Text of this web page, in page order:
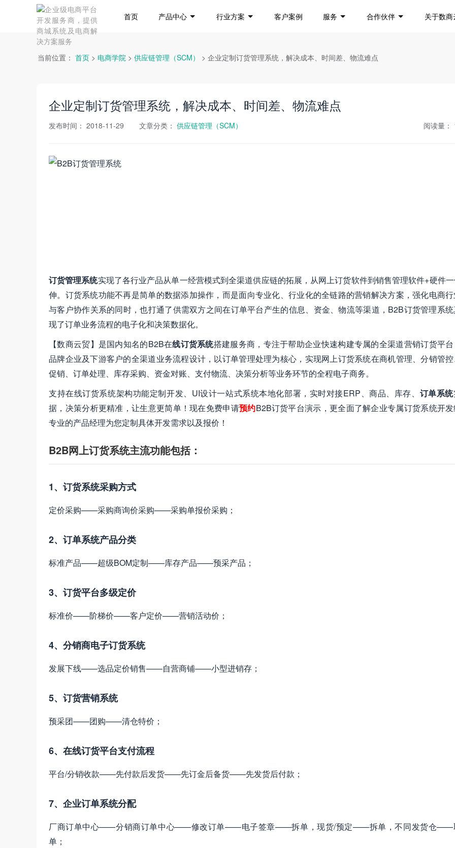
首页 产品中心 行业方案 客户案例 服务 合作伙伴 关于数商
当前位置： 首页 > 电商学院 > 供应链管理（SCM） > 企业定制订货管理系统，解决成本、时间差、物流难点
企业定制订货管理系统，解决成本、时间差、物流难点
发布时间： 2018-11-29 文章分类： 供应链管理（SCM） 阅读量：
订货管理系统实现了各行业产品从单一经营模式到全渠道供应链的拓展，从网上订货软件到销售管理软件+硬件
伸。订货系统功能不再是简单的数据添加操作，而是面向专业化、行业化的全链路的营销解决方案，强化电商
与客户协作关系的同时，也打通了供需双方之间在订单平台产生的信息、资金、物流等渠道，B2B订货管理系
现了订单业务流程的电子化和决策数据化。
【数商云贸】是国内知名的B2B在线订货系统搭建服务商，专注于帮助企业快速构建专属的全渠道营销订货平
品牌企业及下游客户的全渠道业务流程设计，以订单管理处理为核心，实现网上订货系统在商机管理、分销管
促销、订单处理、库存采购、资金对账、支付物流、决策分析等业务环节的全程电子商务。
支持在线订货系统架构功能定制开发、UI设计一站式系统本地化部署，实时对接ERP、商品、库存、 订单系统
据，决策分析更精准，让生意更简单！现在免费申请预约B2B订货平台演示，更全面了解企业专属订货系统开
专业的产品经理为您定制具体开发需求以及报价！
B2B网上订货系统主流功能包括：
1、订货系统采购方式
定价采购——采购商询价采购——采购单报价采购；
2、订单系统产品分类
标准产品——超级BOM定制——库存产品——预采产品；
3、订货平台多级定价
标准价——阶梯价——客户定价——营销活动价；
4、分销商电子订货系统
发展下线——选品定价销售——自营商铺——小型进销存；
5、订货营销系统
预采团——团购——清仓特价；
6、在线订货平台支付流程
平台/分销收款——先付款后发货——先订金后备货——先发货后付款；
7、企业订单系统分配
厂商订单中心——分销商订单中心——修改订单——电子签章——拆单，现货/预定——拆单，不同发货仓——
单；